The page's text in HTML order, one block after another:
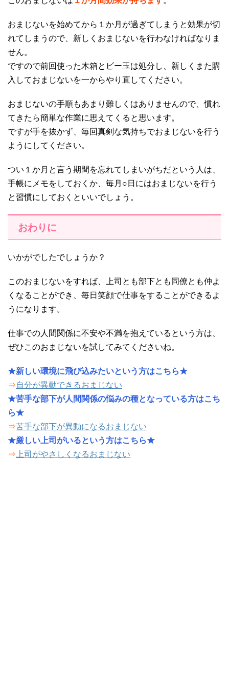
おまじないを始めてから１か月が過ぎてしまうと効果が切
れてしまうので、新しくおまじないを行わなければなりま
せん。
ですので前回使った木箱とビー玉は処分し、新しくまた購
入しておまじないを一からやり直してください。
おまじないの手順もあまり難しくはありませんので、慣れ
てきたら簡単な作業に思えてくると思います。
ですが手を抜かず、毎回真剣な気持ちでおまじないを行う
ようにしてください。
つい１か月と言う期間を忘れてしまいがちだという人は、
手帳にメモをしておくか、毎月○日にはおまじないを行う
と習慣にしておくといいでしょう。
おわりに
いかがでしたでしょうか？
このおまじないをすれば、上司とも部下とも同僚とも仲よ
くなることができ、毎日笑顔で仕事をすることができるよ
うになります。
仕事での人間関係に不安や不満を抱えているという方は、
ぜひこのおまじないを試してみてくださいね。
★新しい環境に飛び込みたいという方はこちら★
⇒自分が異動できるおまじない
★苦手な部下が人間関係の悩みの種となっている方はこち
ら★
⇒苦手な部下が異動になるおまじない
★厳しい上司がいるという方はこちら★
⇒ 上司がやさしくなるおまじない